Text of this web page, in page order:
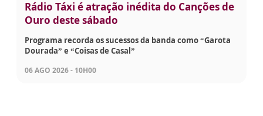
Rádio Táxi é atração inédita do Canções de
Ouro deste sábado
Programa recorda os sucessos da banda como “Garota
Dourada” e “Coisas de Casal”
06 AGO 2026 - 10H00